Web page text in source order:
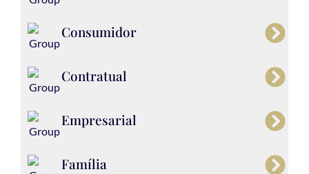
Consumidor
Contratual
Empresarial
Família